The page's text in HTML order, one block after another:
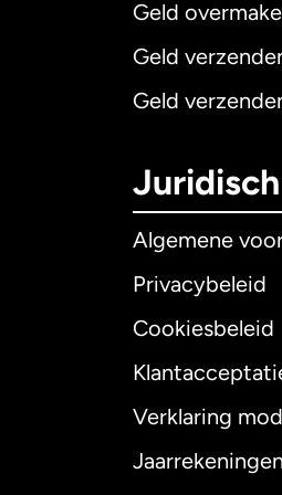
Geld
Geld
Geld
Juridisch
Algemene
Privacybeleid
Cookiesbeleid
Verklaring
Jaarrekeningen